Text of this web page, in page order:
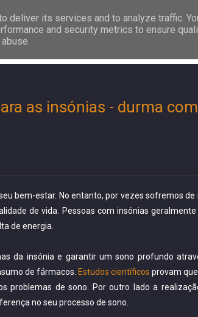
as insónias - durma
bem-estar. No entanto, por vezes sofremos de
de vida. Pessoas com insónias
de energia.
da insónia e garantir um sono profundo
de fármacos. Estudos científicos provam
problemas de sono. Por outro lado a
no seu processo de sono.
deliver its services and to analyze traffic.
and security metrics to ensure